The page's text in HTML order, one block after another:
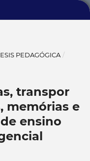
PEDAGÓGICA /
transpor
memórias e
ensino